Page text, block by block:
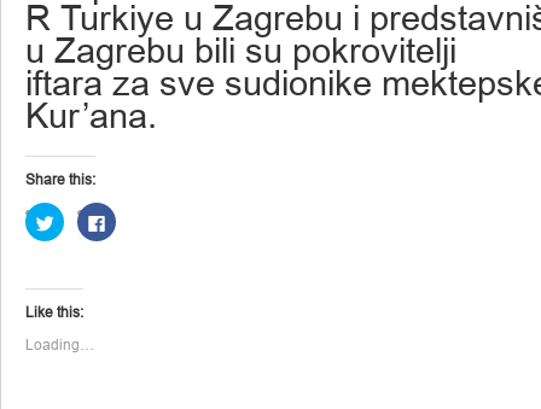
R Turkiye u Zagrebu i
u Zagrebu bili su pokrovitelji
iftara za sve sudionike
Kur’ana.
Share this:
Click
to
share
(Opens
in
new
Click
to
Like this:
Loading…